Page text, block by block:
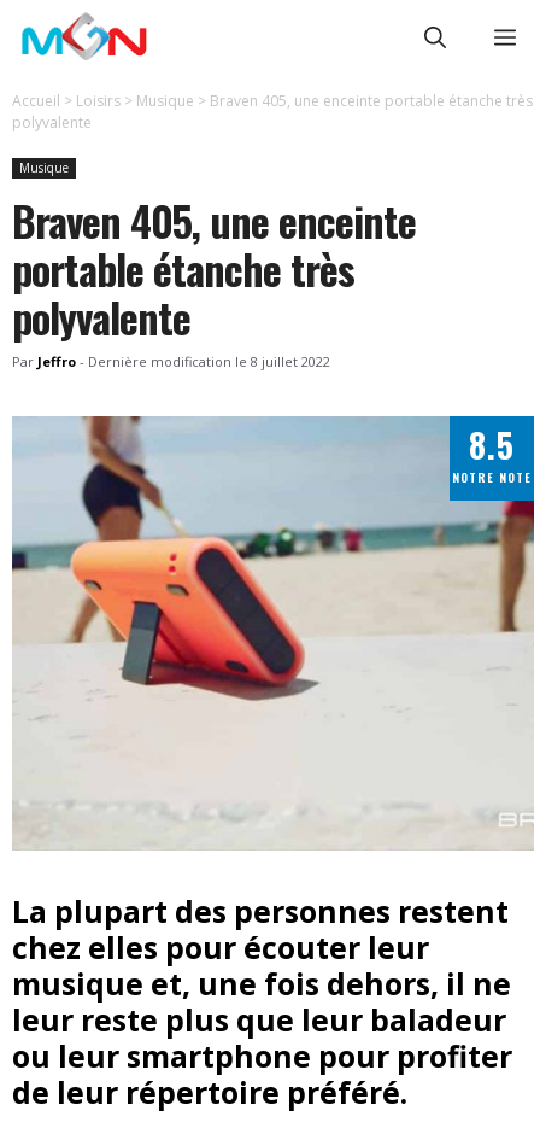
au
contenu
Accueil > Loisirs > Musique > Braven 405, une enceinte portable étanche très
polyvalente
Musique
Braven 405, une enceinte
portable étanche très
polyvalente
Par Jeffro - Dernière modification le 8 juillet 2022
8.5
NOTRE NOTE
La plupart des personnes restent
chez elles pour écouter leur
musique et, une fois dehors, il ne
leur reste plus que leur baladeur
ou leur smartphone pour profiter
de leur répertoire préféré.